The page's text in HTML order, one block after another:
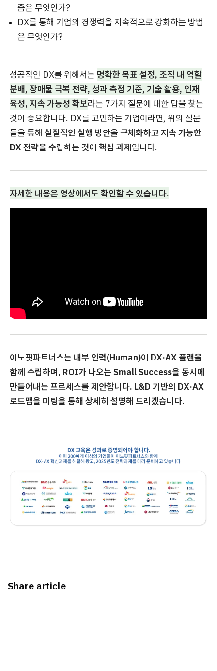
즘은 무엇인가?
DX를 통해 기업의 경쟁력을 지속적으로 강화하는 방법
은 무엇인가?
성공적인 DX를 위해서는 명확한 목표 설정, 조직 내 역할
분배, 장애물 극복 전략, 성과 측정 기준, 기술 활용, 인재
육성, 지속 가능성 확보라는 7가지 질문에 대한 답을 찾는
것이 중요합니다. DX를 고민하는 기업이라면, 위의 질문
들을 통해 실질적인 실행 방안을 구체화하고 지속 가능한
DX 전략을 수립하는 것이 핵심 과제입니다.
자세한 내용은 영상에서도 확인할 수 있습니다.
이노핏파트너스는 내부 인력(Human)이 DX·AX 플랜을
함께 수립하며, ROI가 나오는 Small Success을 동시에
만들어내는 프로세스를 제안합니다. L&D 기반의 DX·AX
로드맵을 미팅을 통해 상세히 설명해 드리겠습니다.
Share article